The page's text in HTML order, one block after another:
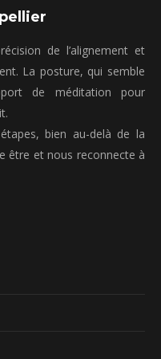
de l’alignement et
La posture, qui semble
de méditation pour
bien au-delà de la
être et nous reconnecte à